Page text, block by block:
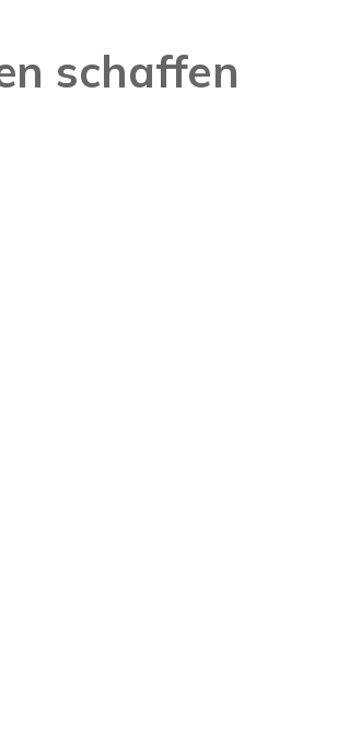
schaffen